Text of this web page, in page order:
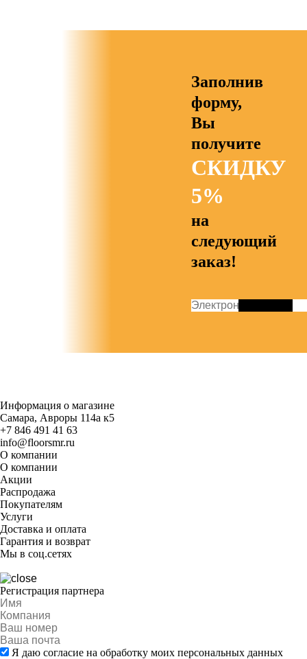
Заполнив
форму,
Вы
получите
СКИДКУ
5%
на
следующий
заказ!
Информация о магазине
Самара, Авроры 114а к5
+7 846 491 41 63
info@floorsmr.ru
О компании
О компании
Акции
Распродажа
Покупателям
Услуги
Доставка и оплата
Гарантия и возврат
Мы в соц.сетях
Регистрация партнера
Я даю согласие на обработку моих персональных данных